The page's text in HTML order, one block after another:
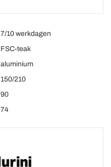
7/10 werkdagen
FSC-teak
aluminium
150/210
90
74